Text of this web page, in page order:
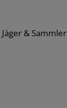
Jäger & Sammler